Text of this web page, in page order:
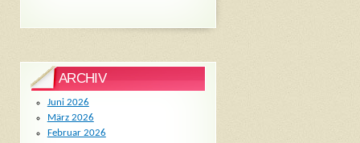
ARCHIV
Juni 2026
März 2026
Februar 2026